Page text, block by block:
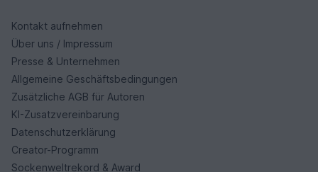
Kontakt aufnehmen
Über uns / Impressum
Presse & Unternehmen
Allgemeine Geschäftsbedingungen
Zusätzliche AGB für Autoren
KI-Zusatzvereinbarung
Datenschutzerklärung
Creator-Programm
Sockenweltrekord & Award